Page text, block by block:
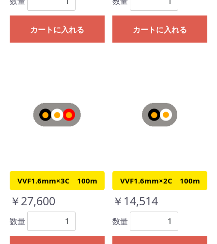
カートに入れる カートに入れる
VVF1.6mm×3C 100m
￥27,600
数量
VVF1.6mm×2C 100m
￥14,514
数量